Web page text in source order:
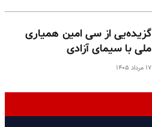
گزیده‌یی از سی امین همیاری
ملی با سیمای آزادی
۱۷ مرداد ۱۴۰۵